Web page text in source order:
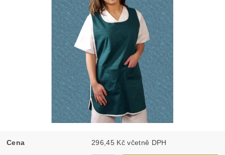
Cena 296,45 Kč včetně DPH